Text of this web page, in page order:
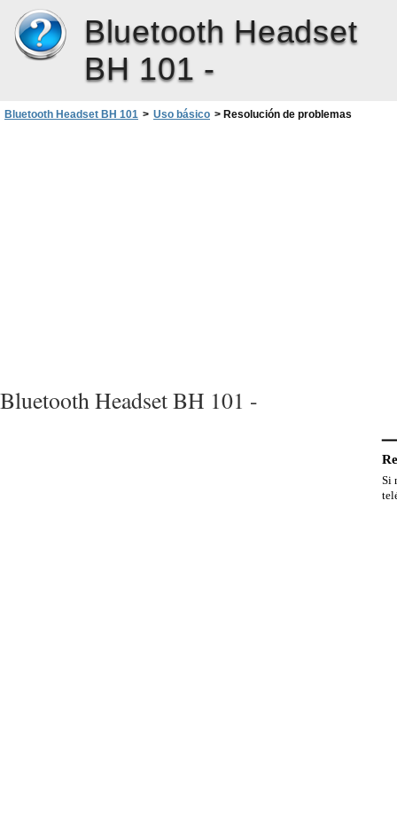
Bluetooth Headset
BH 101 -
Bluetooth Headset BH 101 > Uso básico > Resolución de problemas
Bluetooth Headset BH 101 -
Si